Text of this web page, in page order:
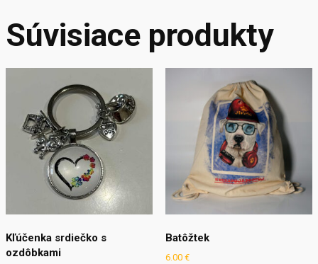
Súvisiace produkty
Kľúčenka srdiečko s
ozdôbkami
Batôžtek
6.00 €